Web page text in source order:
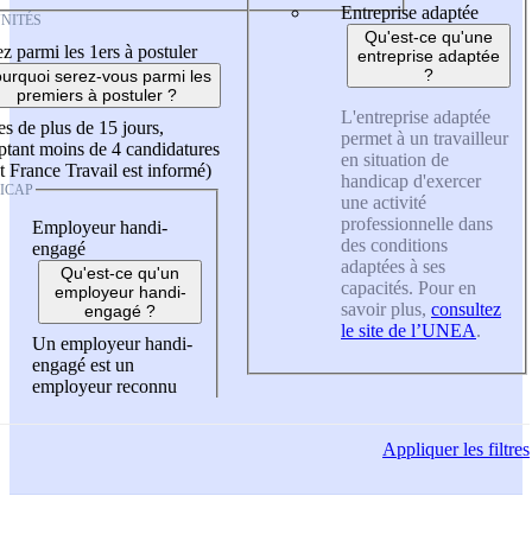
parmi les 1ers à postuler
serez-vous parmi les
premiers à postuler ?
de plus de 15 jours,
moins de 4 candidatures
France Travail est informé)
Employeur handi-
engagé
Qu'est-ce qu'un
employeur handi-
engagé ?
Un employeur handi-
engagé est un
employeur reconnu
Entreprise adaptée
Qu'est-ce qu'une
entreprise adaptée
?
L'entreprise adaptée
permet à un travailleur
en situation de
handicap d'exercer
une activité
professionnelle dans
des conditions
adaptées à ses
capacités. Pour en
savoir plus, consultez
le site de l’UNEA.
Appliquerles filtres